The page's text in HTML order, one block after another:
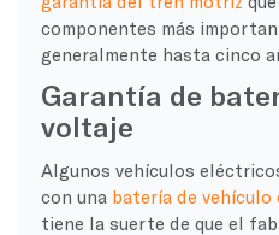
componentes más
generalmente hasta cinco
Garantía de
voltaje
Algunos vehículos
con una batería de
tiene la suerte de que el